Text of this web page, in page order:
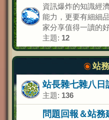
資訊爆炸的知識經
能力，更要有細細
家分享值得一讀的
主題: 12
站
站長雜七雜八日
主題: 136
問題回報＆站務